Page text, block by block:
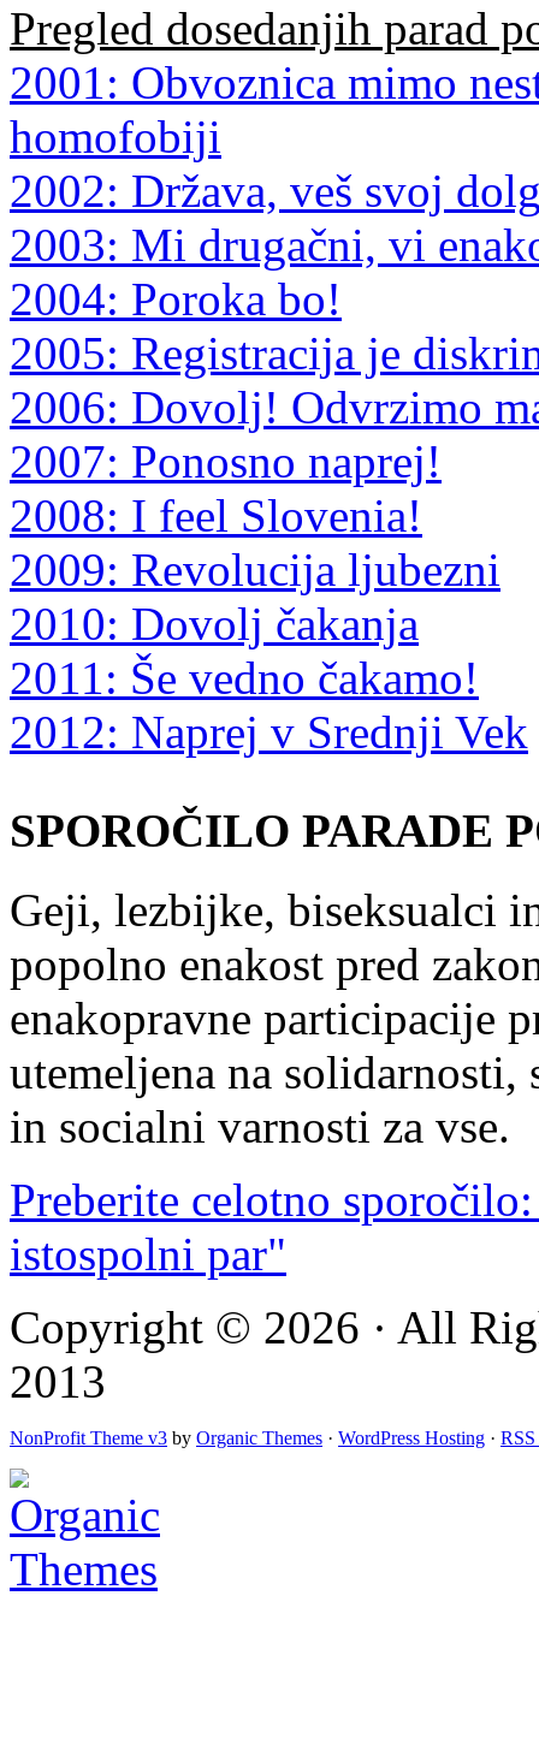
Pregled dosedanjih parad
2001: Obvoznica mimo
homofobiji
2002: Država, veš svoj
2003: Mi drugačni, vi
2004: Poroka bo!
2005: Registracija je
2006: Dovolj! Odvrzimo
2007: Ponosno naprej!
2008: I feel Slovenia!
2009: Revolucija ljubezni
2010: Dovolj čakanja
2011: Še vedno čakamo!
2012: Naprej v Srednji Vek
SPOROČILO PARADE
Geji, lezbijke, biseksualci
popolno enakost pred
enakopravne participacije
utemeljena na
in socialni varnosti za vse.
Preberite celotno
istospolni par"
Copyright © 2026 · All
2013
NonProfit Theme v3 by Organic Themes · WordPress Hosting · RSS